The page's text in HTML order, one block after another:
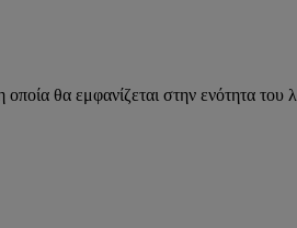
θα εμφανίζεται στην ενότητα του